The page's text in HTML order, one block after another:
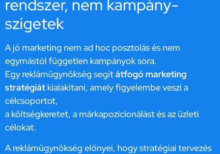
rendszer, nem kampány-
szigetek
A jó marketing nem ad hoc posztolás és nem
egymástól független kampányok sora.
Egy reklámügynökség segítátfogó marketing
stratégiát kialakítani, amely figyelembe veszi a
célcsoportot,
a költségkeretet, a márkapozicionálást és az üzleti
célokat.
A reklámügynökség előnyei, hogy stratégiai tervezés